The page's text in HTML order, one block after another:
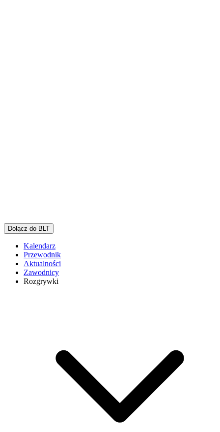
Dołącz do BLT
Kalendarz
Przewodnik
Aktualności
Zawodnicy
Rozgrywki